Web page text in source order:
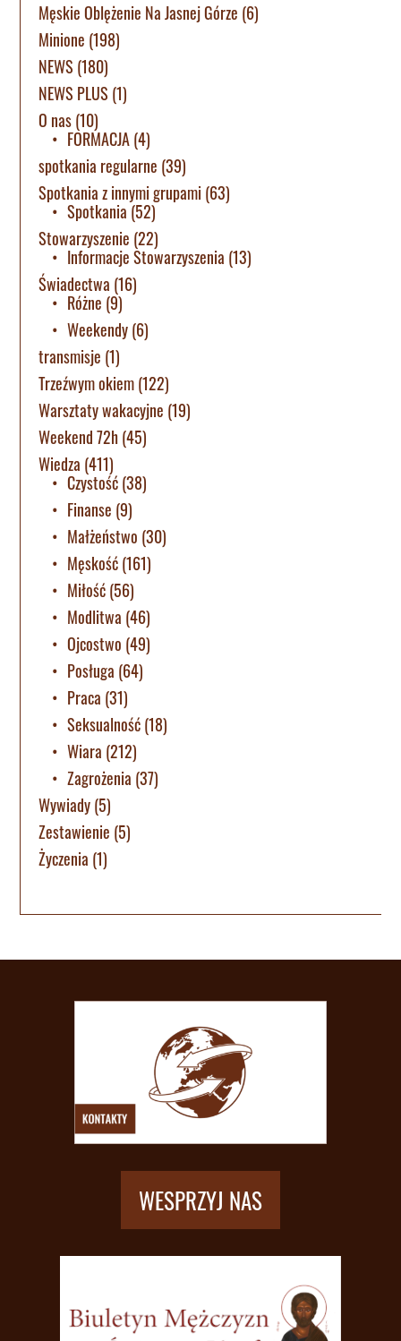
Męskie Oblężenie Na Jasnej Górze (6)
Minione (198)
NEWS (180)
NEWS PLUS (1)
O nas(10)
FORMACJA(4)
spotkania regularne (39)
Spotkania z innymi grupami (63)
Spotkania (52)
Stowarzyszenie (22)
Informacje Stowarzyszenia (13)
Świadectwa (16)
Różne (9)
Weekendy(6)
transmisje (1)
Trzeźwym okiem(122)
Warsztaty wakacyjne (19)
Weekend 72h(45)
Wiedza (411)
Czystość(38)
Finanse (9)
Małżeństwo (30)
Męskość(161)
Miłość(56)
Modlitwa (46)
Ojcostwo (49)
Posługa (64)
Praca (31)
Seksualność(18)
Wiara (212)
Zagrożenia (37)
Wywiady(5)
Zestawienie (5)
Życzenia (1)
WESPRZYJ NAS